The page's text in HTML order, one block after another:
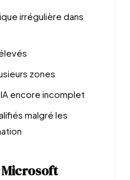
irrégulière dans
zones
encore incomplet
malgré les